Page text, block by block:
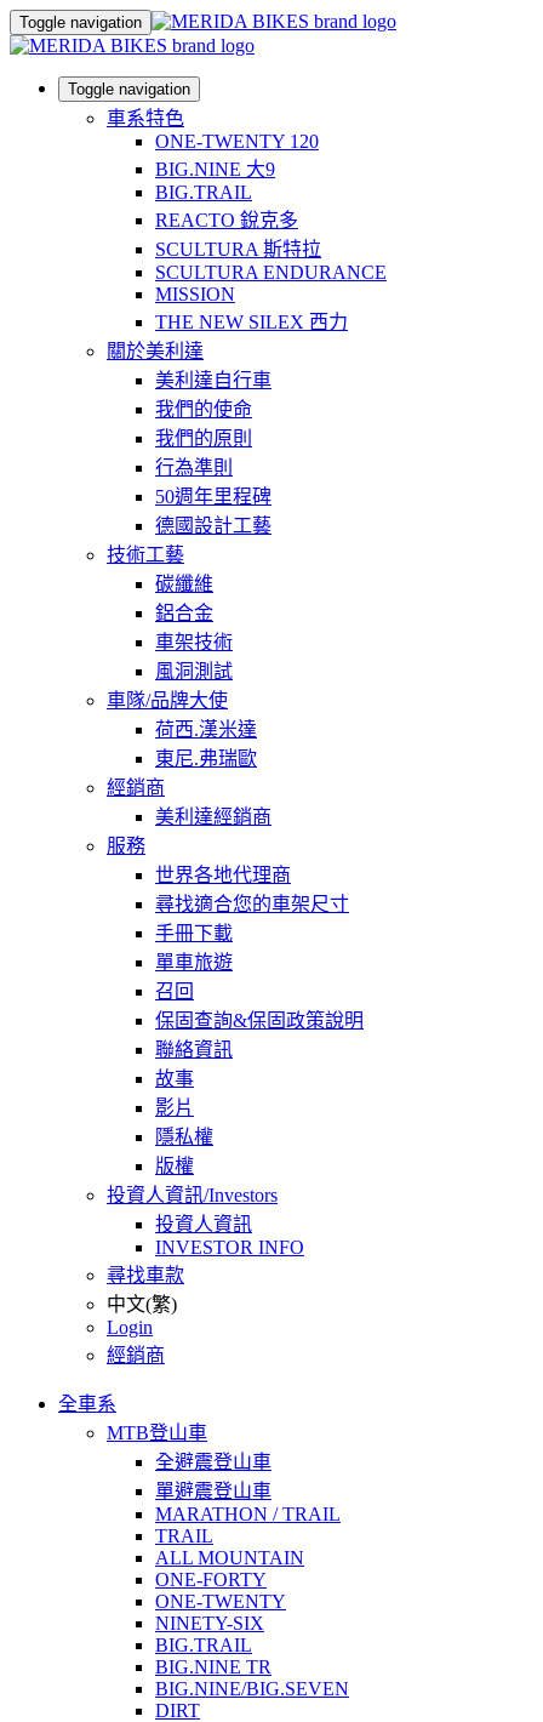
Toggle navigation
Toggle navigation
車系特色
ONE-TWENTY 120
BIG.NINE 大9
BIG.TRAIL
REACTO 銳克多
SCULTURA 斯特拉
SCULTURA ENDURANCE
MISSION
THE NEW SILEX 西力
關於美利達
美利達自行車
我們的使命
我們的原則
行為準則
50週年里程碑
德國設計工藝
技術工藝
碳纖維
鋁合金
車架技術
風洞測試
車隊/品牌大使
荷西.漢米達
東尼.弗瑞歐
經銷商
美利達經銷商
服務
世界各地代理商
尋找適合您的車架尺寸
手冊下載
單車旅遊
召回
保固查詢&保固政策說明
聯絡資訊
故事
影片
隱私權
版權
投資人資訊/Investors
投資人資訊
INVESTOR INFO
尋找車款
中文(繁)
Login
經銷商
全車系
MTB登山車
全避震登山車
單避震登山車
MARATHON / TRAIL
TRAIL
ALL MOUNTAIN
ONE-FORTY
ONE-TWENTY
NINETY-SIX
BIG.TRAIL
BIG.NINE TR
BIG.NINE/BIG.SEVEN
DIRT